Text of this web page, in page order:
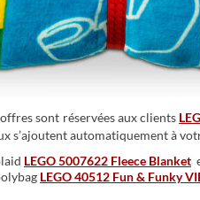
sont réservées aux clients
s’ajoutent automatiquement à
LEGO 5007622 Fleece Blanket
LEGO 40512 Fun & Funky